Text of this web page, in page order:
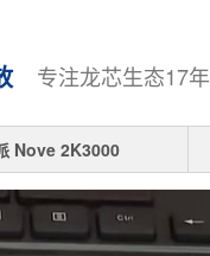
专注龙芯生态17年
Nove 2K3000